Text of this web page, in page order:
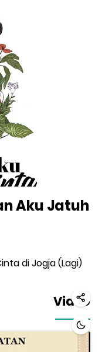
Aku Jatuh
di Jogja (Lagi)
Video